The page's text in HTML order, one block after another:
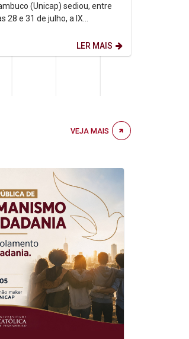
(Unicap) sediou, entre
28 e 31 de julho, a IX
LER MAIS
VEJA MAIS